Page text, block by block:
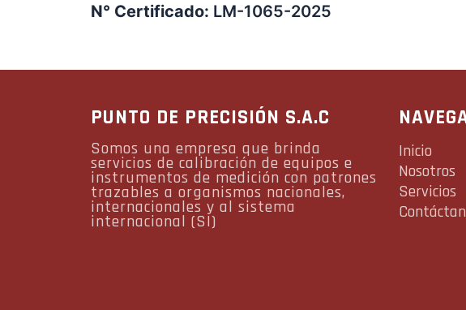
N° Certificado: LM-1065-2025
PUNTO DE PRECISIÓN S.A.C
Somos una empresa que brinda
servicios de calibración de equipos e
instrumentos de medición con patrones
trazables a organismos nacionales,
internacionales y al sistema
internacional (SI)
Inicio
Nosotros
Servicios